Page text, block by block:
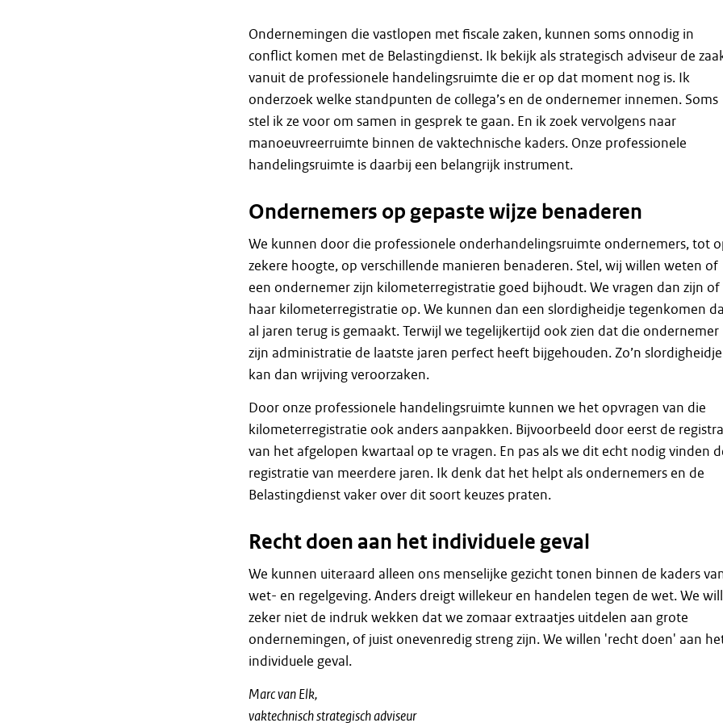
Ondernemingen die vastlopen met fiscale zaken, kunnen soms onnodig in
conflict komen met de Belastingdienst. Ik bekijk als strategisch adviseur de
vanuit de professionele handelingsruimte die er op dat moment nog is. Ik
onderzoek welke standpunten de collega’s en de ondernemer innemen. Soms
stel ik ze voor om samen in gesprek te gaan. En ik zoek vervolgens naar
manoeuvreerruimte binnen de vaktechnische kaders. Onze professionele
handelingsruimte is daarbij een belangrijk instrument.
Ondernemers op gepaste wijze benaderen
We kunnen door die professionele onderhandelingsruimte ondernemers, tot
zekere hoogte, op verschillende manieren benaderen. Stel, wij willen weten of
een ondernemer zijn kilometerregistratie goed bijhoudt. We vragen dan zijn of
haar kilometerregistratie op. We kunnen dan een slordigheidje tegenkomen
al jaren terug is gemaakt. Terwijl we tegelijkertijd ook zien dat die ondernemer
zijn administratie de laatste jaren perfect heeft bijgehouden. Zo’n slordigheidje
kan dan wrijving veroorzaken.
Door onze professionele handelingsruimte kunnen we het opvragen van die
kilometerregistratie ook anders aanpakken. Bijvoorbeeld door eerst de
van het afgelopen kwartaal op te vragen. En pas als we dit echt nodig vinden
registratie van meerdere jaren. Ik denk dat het helpt als ondernemers en de
Belastingdienst vaker over dit soort keuzes praten.
Recht doen aan het individuele geval
We kunnen uiteraard alleen ons menselijke gezicht tonen binnen de kaders
wet- en regelgeving. Anders dreigt willekeur en handelen tegen de wet. We
zeker niet de indruk wekken dat we zomaar extraatjes uitdelen aan grote
ondernemingen, of juist onevenredig streng zijn. We willen 'recht doen' aan
individuele geval.
Marc van Elk,
vaktechnisch strategisch adviseur